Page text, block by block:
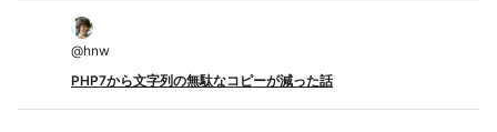
@hnw
PHP7から文字列の無駄なコピーが減った話